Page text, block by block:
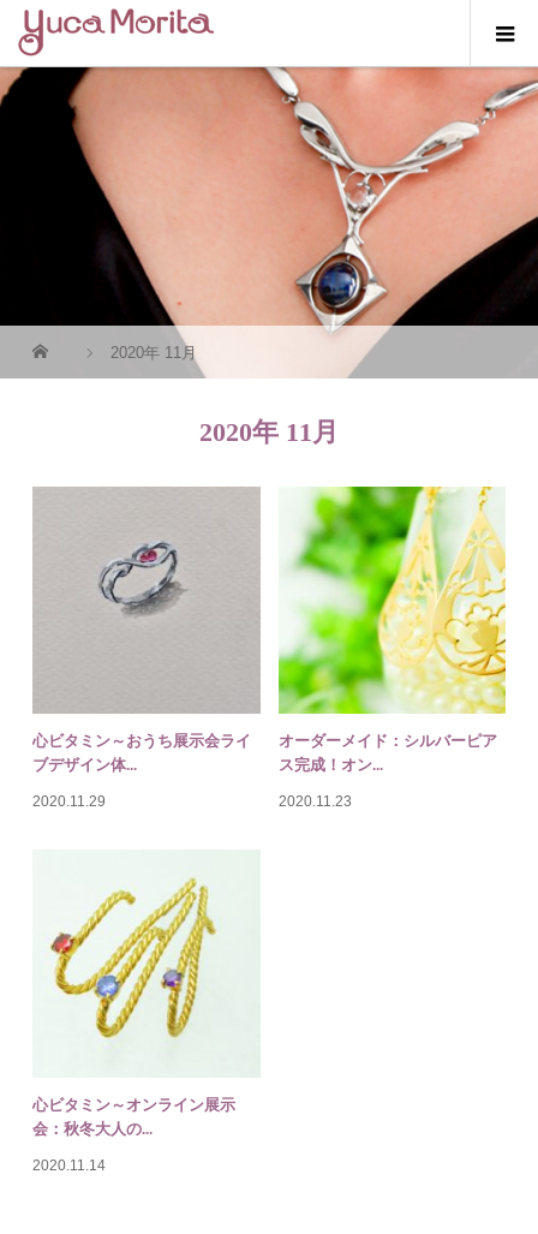
2020年 11月
2020年 11月
心ビタミン～おうち展示会ライ
ブデザイン体...
2020.11.29
オーダーメイド：シルバーピア
ス完成！オン...
2020.11.23
心ビタミン～オンライン展示
会：秋冬大人の...
2020.11.14